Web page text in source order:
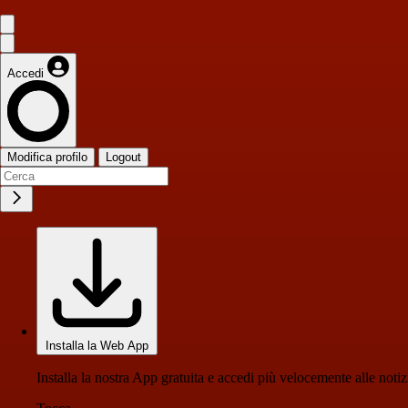
Accedi
Modifica profilo Logout
Installa la Web App
Installa la nostra App gratuita e accedi più velocemente alle